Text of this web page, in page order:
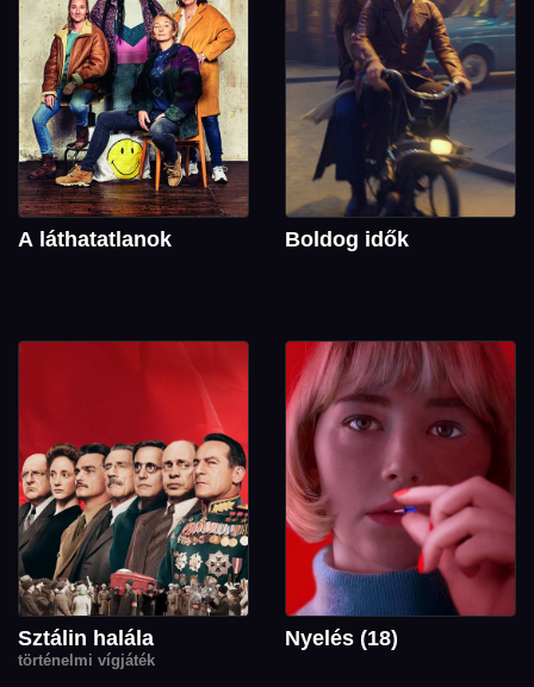
A láthatatlanok Boldog idők
Sztálin halála
történelmi vígjáték
Nyelés (18)